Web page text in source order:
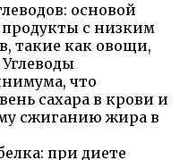
основой
с низким
такие как овощи,
что
сахара в крови и
сжиганию жира в
при диете